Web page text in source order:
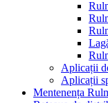
Aplicații
Aplicații
Mentenența